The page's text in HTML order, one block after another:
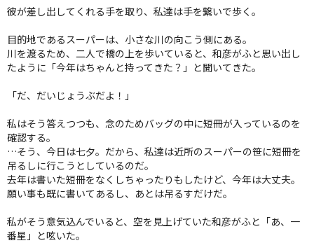
ブログ・お客様の声
カタログ請求
06-7777-7370
受付時間 11:00〜19:00/火曜日定休
お問い合わせ|プライバシーポリシー
彼が差し出してくれる手を取り、私達は手を繋いで歩く。
目的地であるスーパーは、小さな川の向こう側にある。
川を渡るため、二人で橋の上を歩いていると、和彦がふと思い出し
たように「今年はちゃんと持ってきた？」と聞いてきた。
「だ、だいじょうぶだよ！」
私はそう答えつつも、念のためバッグの中に短冊が入っているのを
確認する。
…そう、今日は七夕。だから、私達は近所のスーパーの笹に短冊を
吊るしに行こうとしているのだ。
去年は書いた短冊をなくしちゃったりもしたけど、今年は大丈夫。
願い事も既に書いてあるし、あとは吊るすだけだ。
私がそう意気込んでいると、空を見上げていた和彦がふと「あ、一
番星」と呟いた。